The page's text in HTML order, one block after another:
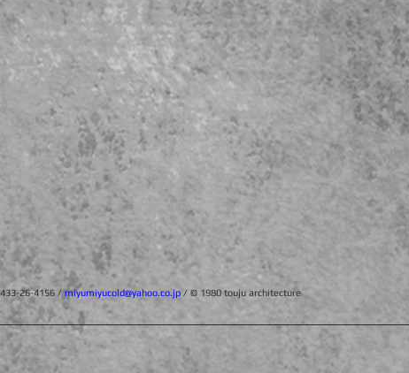
26-4156 /miyumiyucold@yahoo.co.jp / © 1980 touju architecture